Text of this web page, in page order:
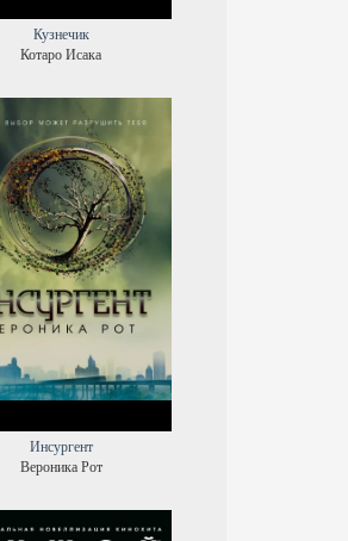
Кузнечик
Котаро Исака
Инсургент
Вероника Рот